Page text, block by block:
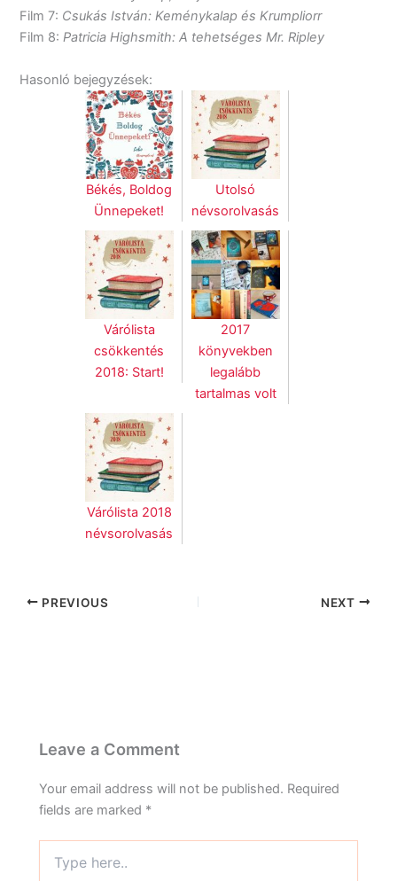
Film 7: Csukás István: Keménykalap és Krumpliorr
Film 8:Patricia Highsmith: A tehetséges Mr. Ripley
Hasonló bejegyzések:
Békés, Boldog
Ünnepeket!
Utolsó
névsorolvasás
Várólista
csökkentés
2018: Start!
2017
könyvekben
legalább
tartalmas volt
Várólista 2018
névsorolvasás
PREVIOUS NEXT
Leave a Comment
Your email address will not be published. Required
fields are marked *
here..